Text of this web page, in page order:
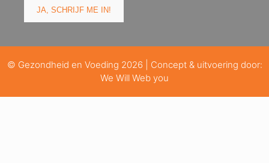
© Gezondheid en Voeding 2026 | Concept & uitvoering door:
We Will Web you